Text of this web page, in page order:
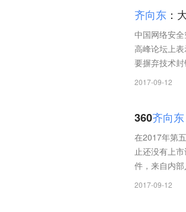
齐向东 ：
中国网络安
高峰论坛上
要摒弃技术
2017-09-12
360齐向东
在2017年第
止还没有上
件，来自内
2017-09-12